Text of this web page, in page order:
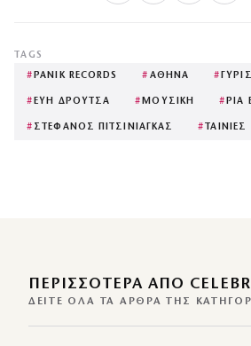
TAGS
# PANIK RECORDS # ΑΘΗΝΑ #
# ΕΥΗ ΔΡΟΥΤΣΑ # ΜΟΥΣΙΚΗ # ΡΙΑ
# ΣΤΕΦΑΝΟΣ ΠΙΤΣΙΝΙΑΓΚΑΣ # ΤΑΙΝΙΕΣ
ΠΕΡΙΣΣΌΤΕΡΑ ΑΠΌ
ΔΕΊΤΕ ΌΛΑ ΤΑ ΆΡΘΡΑ ΤΗΣ